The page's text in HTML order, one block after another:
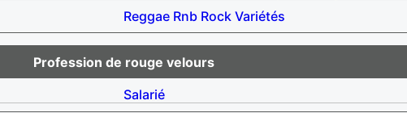
Reggae Rnb Rock Variétés
Profession de rouge velours
Salarié